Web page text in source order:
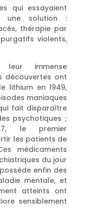
qui essayaient
une solution :
thérapie par
violents,
immense
découvertes ont
lithium en 1949,
maniaques
fait disparaître
psychotiques ;
le premier
les patients de
médicaments
du jour
enfin des
mentale, et
atteints ont
sensiblement